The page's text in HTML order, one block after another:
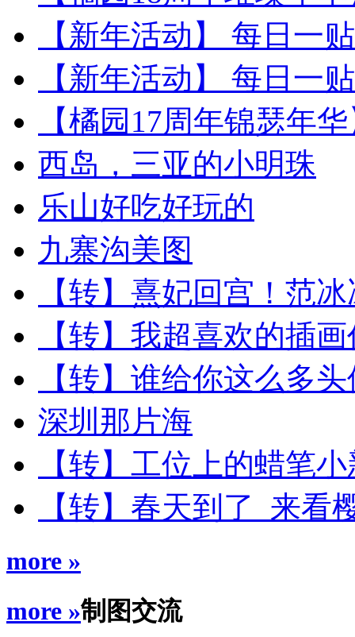
【新年活动】 每日一
【新年活动】 每日一
【橘园17周年锦瑟年
西岛，三亚的小明珠
乐山好吃好玩的
九寨沟美图
【转】熹妃回宫！范
【转】我超喜欢的插
【转】谁给你这么多
深圳那片海
【转】工位上的蜡笔
【转】春天到了 来看
more »
more »制图交流